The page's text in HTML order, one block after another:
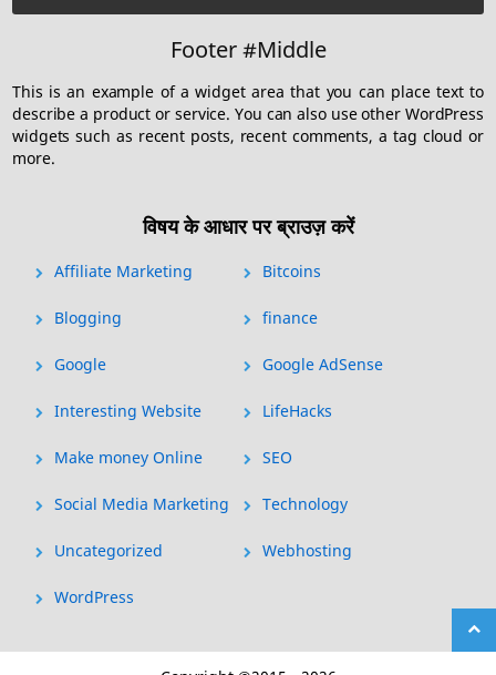
Footer #Middle
This is an example of a widget area that you can place text to
describe a product or service. You can also use other WordPress
widgets such as recent posts, recent comments, a tag cloud or
more.
विषय के आधार पर ब्राउज़ करें
Affiliate Marketing Bitcoins
Blogging finance
Google Google AdSense
Interesting Website LifeHacks
Make money Online SEO
Social Media Marketing Technology
Uncategorized Webhosting
WordPress